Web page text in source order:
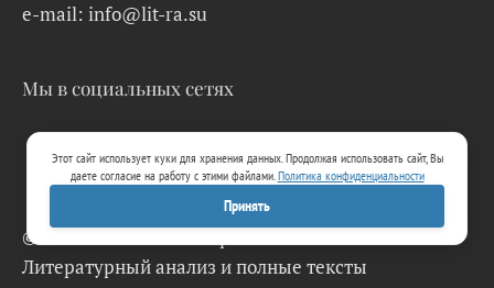
e-mail: info@lit-ra.su
Мы в социальных сетях
© 2026 Lit-Ra.su. Электронная библиотека.
Литературный анализ и полные тексты
Этот сайт использует куки для хранения данных. Продолжая использовать сайт, Вы
даете согласие на работу с этими файлами.Политика конфиденциальности
Принять